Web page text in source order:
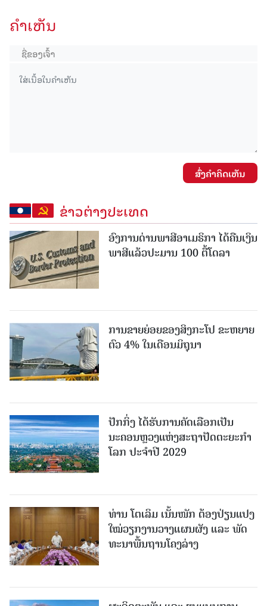
ຄໍາເຫັນ
ສົ່ງຄໍາຄິດເຫັນ
ຂ່າວຕ່າງປະເທດ
ອົງການດ່ານພາສີອາເມຣິກາ ໄດ້ຄືນເງິນ
ພາສີແລ້ວປະມານ 100 ຕື້ໂດລາ
ການຂາຍຍ່ອຍຂອງສິງກະໂປ ຂະຫຍາຍ
ຕົວ 4% ໃນເດືອນມິຖຸນາ
ປັກກິ່ງ ໄດ້ຮັບການຄັດເລືອກເປັນ
ນະຄອນຫຼວງແຫ່ງສະຖາປັດຕະຍະກຳ
ໂລກ ປະຈຳປີ 2029
ທ່ານ ໂຕ​ເລິມ ເນັ້ນໜັກ ຕ້ອງ​ປ່ຽນ​ແປງ​
ໃໝ່​ວຽກ​ງານ​ວາງ​ແຜນ​ຜັງ ແລະ ​ພັດ​
ທະ​ນາ​ພື້ນ​ຖານ​ໂຄງ​ລ່າງ